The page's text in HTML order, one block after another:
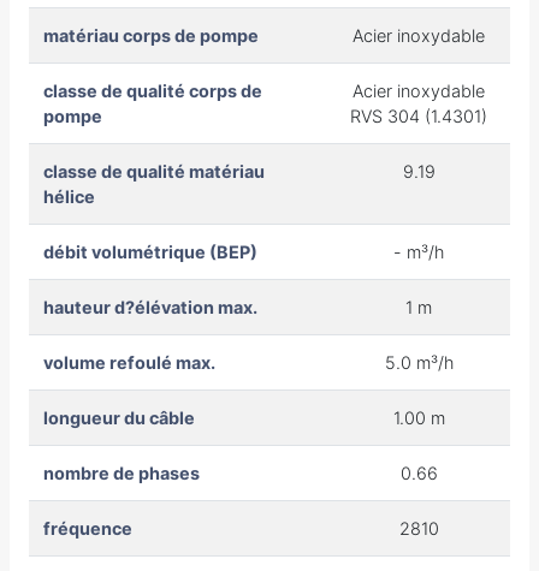
matériau corps de pompe Acier inoxydable
classe de qualité corps de
pompe
Acier inoxydable
RVS 304 (1.4301)
classe de qualité matériau
hélice
9.19
débit volumétrique (BEP) - m³/h
hauteur d?élévation max. 1 m
volume refoulé max. 5.0 m³/h
longueur du câble 1.00 m
nombre de phases 0.66
fréquence 2810